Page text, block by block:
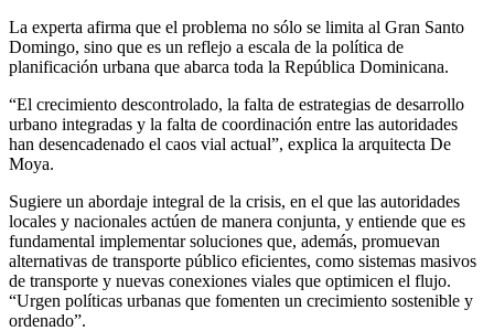
La experta afirma que el problema no sólo se limita al Gran Santo
Domingo, sino que es un reflejo a escala de la política de
planificación urbana que abarca toda la República Dominicana.
“El crecimiento descontrolado, la falta de estrategias de desarrollo
urbano integradas y la falta de coordinación entre las autoridades
han desencadenado el caos vial actual”, explica la arquitecta De
Moya.
Sugiere un abordaje integral de la crisis, en el que las autoridades
locales y nacionales actúen de manera conjunta, y entiende que es
fundamental implementar soluciones que, además, promuevan
alternativas de transporte público eficientes, como sistemas masivos
de transporte y nuevas conexiones viales que optimicen el flujo.
“Urgen políticas urbanas que fomenten un crecimiento sostenible y
ordenado”.